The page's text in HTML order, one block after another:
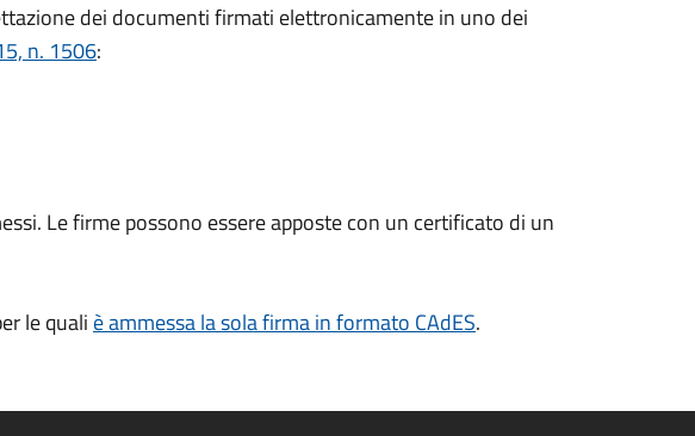
dei documenti firmati elettronicamente in uno dei
n. 1506:
Le firme possono essere apposte con un certificato di un
le quali è ammessa la sola firma in formato CAdES.